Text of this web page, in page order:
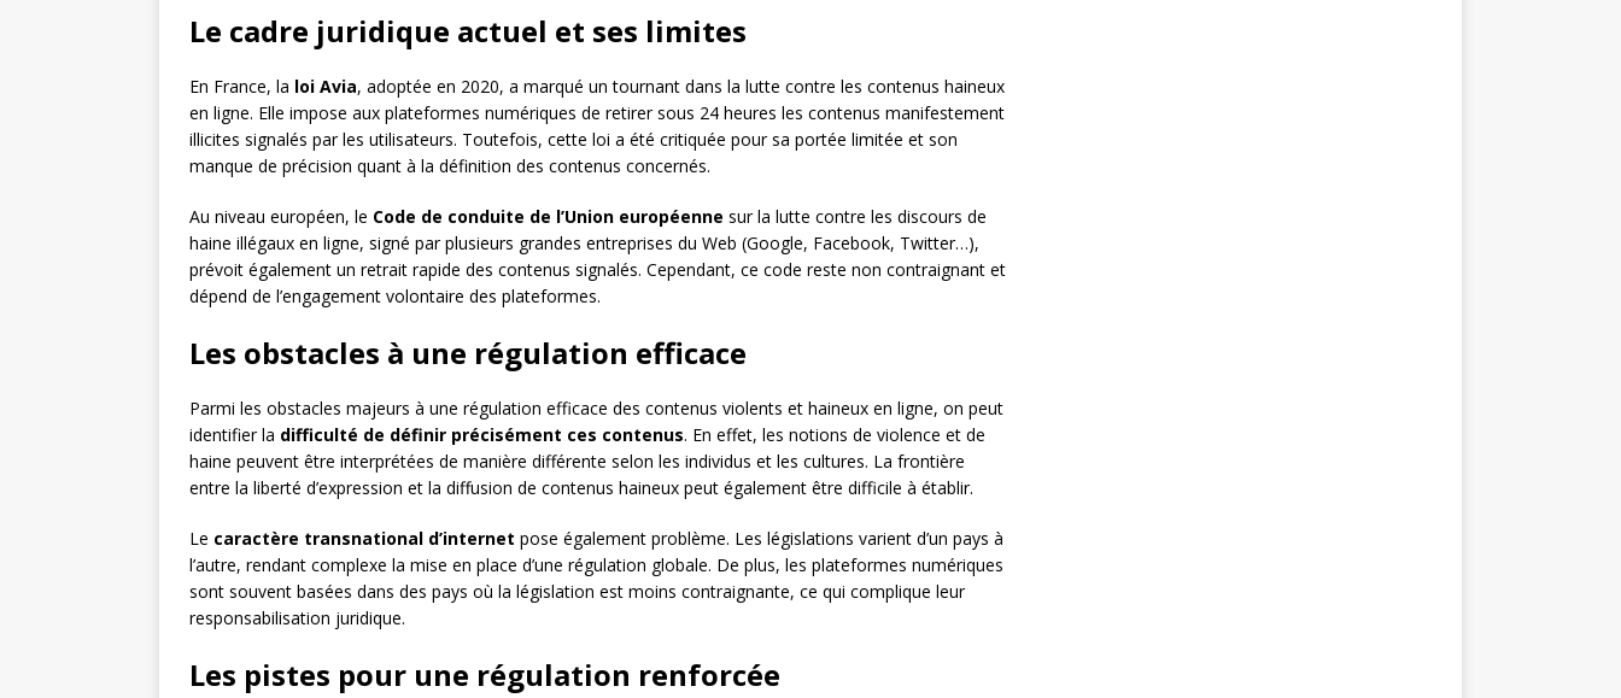
Le cadre juridique actuel et ses limites
En France, la loi Avia, adoptée en 2020, a marqué un tournant dans la lutte contre les contenus haineux
en ligne. Elle impose aux plateformes numériques de retirer sous 24 heures les contenus manifestement
illicites signalés par les utilisateurs. Toutefois, cette loi a été critiquée pour sa portée limitée et son
manque de précision quant à la définition des contenus concernés.
Au niveau européen, le Code de conduite de l’Union européenne sur la lutte contre les discours de
haine illégaux en ligne, signé par plusieurs grandes entreprises du Web (Google, Facebook, Twitter…),
prévoit également un retrait rapide des contenus signalés. Cependant, ce code reste non contraignant et
dépend de l’engagement volontaire des plateformes.
Les obstacles à une régulation efficace
Parmi les obstacles majeurs à une régulation efficace des contenus violents et haineux en ligne, on peut
identifier la difficulté de définir précisément ces contenus. En effet, les notions de violence et de
haine peuvent être interprétées de manière différente selon les individus et les cultures. La frontière
entre la liberté d’expression et la diffusion de contenus haineux peut également être difficile à établir.
Le caractère transnational d’internet pose également problème. Les législations varient d’un pays à
l’autre, rendant complexe la mise en place d’une régulation globale. De plus, les plateformes numériques
sont souvent basées dans des pays où la législation est moins contraignante, ce qui complique leur
responsabilisation juridique.
Les pistes pour une régulation renforcée